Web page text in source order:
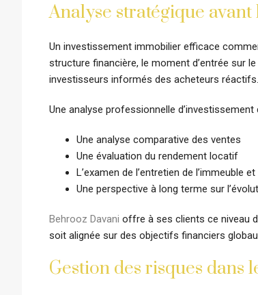
Analyse stratégique avant
Un investissement immobilier efficace
structure financière, le moment d’entrée sur
investisseurs informés des acheteurs réactifs.
Une analyse professionnelle
Une analyse comparative des ventes
Une évaluation du rendement locatif
L’examen de l’entretien de l’immeuble
Une perspective à long terme sur
Behrooz Davani offre à ses clients ce niveau
soit alignée sur des objectifs financiers
Gestion des risques dans